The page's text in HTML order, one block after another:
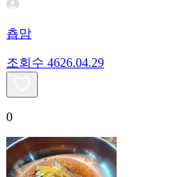
춉맘
조회수 4626.04.29
0